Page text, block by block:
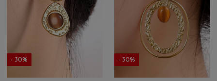
- 30% - 30%